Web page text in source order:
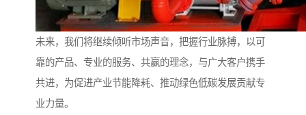
未来，我们将继续倾听市场声音，把握行业脉搏，以可
靠的产品、专业的服务、共赢的理念，与广大客户携手
共进，为促进产业节能降耗、推动绿色低碳发展贡献专
业力量。